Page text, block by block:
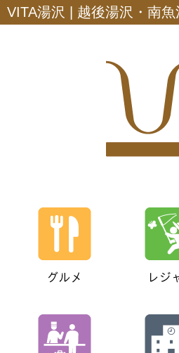
VITA湯沢 | 越後湯沢・南